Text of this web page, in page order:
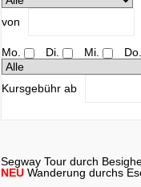
von
Mo. Di. Mi. Do.
Kursgebühr ab
Segway Tour durch
NEU Wanderung durchs